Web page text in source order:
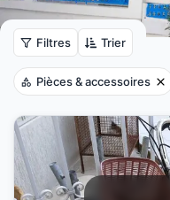
Filtres Trier
Pièces & accessoires